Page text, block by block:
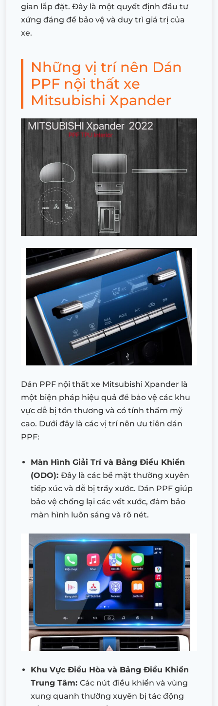
gian lắp đặt. Đây là một quyết định đầu tư
xứng đáng để bảo vệ và duy trì giá trị của
xe.
Những vị trí nên Dán
PPF nội thất xe
Mitsubishi Xpander
Dán PPF nội thất xe Mitsubishi Xpander là
một biện pháp hiệu quả để bảo vệ các khu
vực dễ bị tổn thương và có tính thẩm mỹ
cao. Dưới đây là các vị trí nên ưu tiên dán
PPF:
Màn Hình Giải Trí và Bảng Điều Khiển
(ODO): Đây là các bề mặt thường xuyên
tiếp xúc và dễ bị trầy xước. Dán PPF giúp
bảo vệ chống lại các vết xước, đảm bảo
màn hình luôn sáng và rõ nét.
Khu Vực Điều Hòa và Bảng Điều Khiển
Trung Tâm: Các nút điều khiển và vùng
xung quanh thường xuyên bị tác động